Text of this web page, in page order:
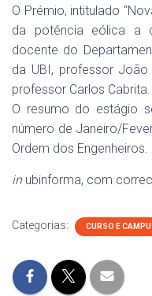
O Prémio, intitulado
da potência eólica a
docente do
da UBI, professor
professor Carlos Cabrita.
O resumo do estágio
número de Janeiro/
Ordem dos Engenheiros.
in ubinforma, com
Categorias: CURSO E